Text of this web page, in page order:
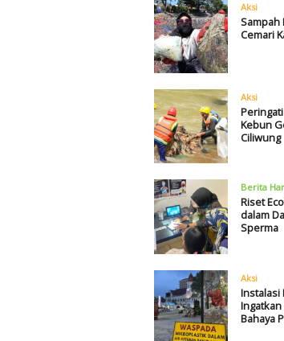
Aksi
Sampah
Cemari
Aksi
Kebun
Ciliwung
Berita
Riset
dalam
Sperma
Aksi
Instalasi
Ingatkan
Bahaya